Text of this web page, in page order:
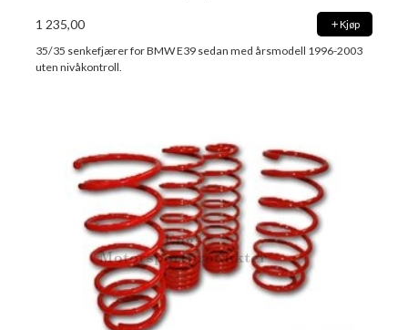
1 235,00 Kjøp
35/35 senkefjærer for BMW E39 sedan med årsmodell 1996-2003
uten nivåkontroll.